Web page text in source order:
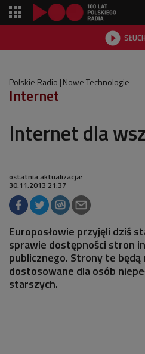

Polskie Radio Nowe Technologie
Internet
Internet dla
ostatnia aktualizacja:
30.11.2013 21:37
Europosłowie przyjęli dziś
sprawie dostępności stron
publicznego. Strony te będą
dostosowane dla osób
starszych.